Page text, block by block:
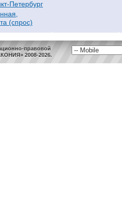
Петербург
(спрос)
правовой
2008-2026.